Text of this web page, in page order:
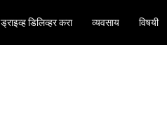
ड्राइव्ह डिलिव्हर करा व्यवसाय विषयी